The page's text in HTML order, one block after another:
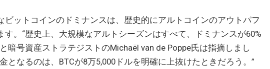
ビットコインのドミナンスは、歴史的にアルトコインのアウトパフ
す。“歴史上、大規模なアルトシーズンはすべて、ドミナンスが60%
暗号資産ストラテジストのMichaël van de Poppe氏は指摘しまし
となるのは、BTCが8万5,000ドルを明確に上抜けたときだろう。”